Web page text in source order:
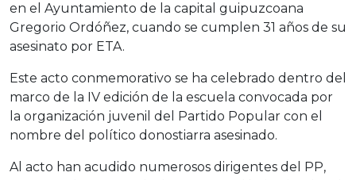
en el Ayuntamiento de la capital guipuzcoana
Gregorio Ordóñez, cuando se cumplen 31 años de su
asesinato por ETA.
Este acto conmemorativo se ha celebrado dentro del
marco de la IV edición de la escuela convocada por
la organización juvenil del Partido Popular con el
nombre del político donostiarra asesinado.
Al acto han acudido numerosos dirigentes del PP,